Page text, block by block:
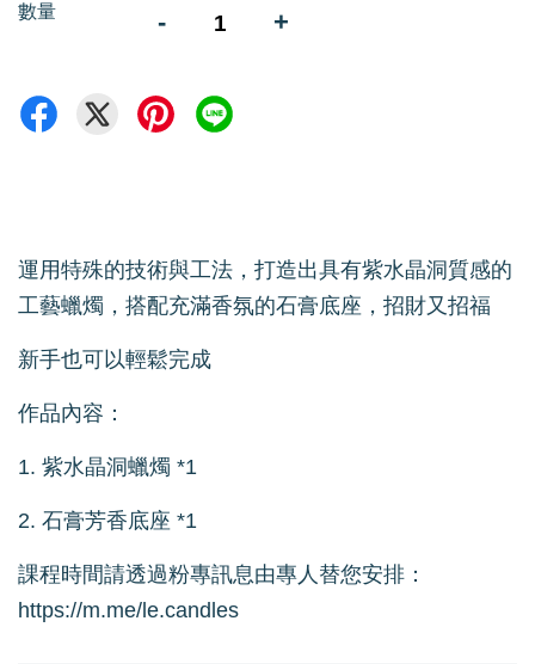
數量 - +
運用特殊的技術與工法，打造出具有紫水晶洞質感的
工藝蠟燭，搭配充滿香氛的石膏底座，招財又招福
新手也可以輕鬆完成
作品內容：
1. 紫水晶洞蠟燭 *1
2. 石膏芳香底座 *1
課程時間請透過粉專訊息由專人替您安排：
https://m.me/le.candles